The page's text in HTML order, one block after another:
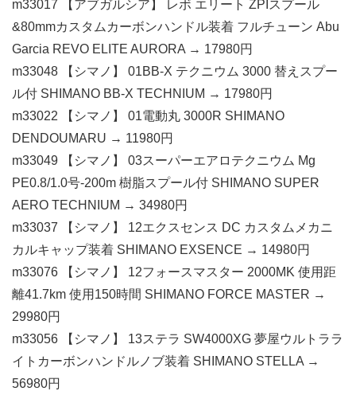
m33017 【アブガルシア】 レボ エリート ZPIスプール
&80mmカスタムカーボンハンドル装着 フルチューン Abu
Garcia REVO ELITE AURORA → 17980円
m33048 【シマノ】 01BB-X テクニウム 3000 替えスプー
ル付 SHIMANO BB-X TECHNIUM → 17980円
m33022 【シマノ】 01電動丸 3000R SHIMANO
DENDOUMARU → 11980円
m33049 【シマノ】 03スーパーエアロテクニウム Mg
PE0.8/1.0号-200m 樹脂スプール付 SHIMANO SUPER
AERO TECHNIUM → 34980円
m33037 【シマノ】 12エクスセンス DC カスタムメカニ
カルキャップ装着 SHIMANO EXSENCE → 14980円
m33076 【シマノ】 12フォースマスター 2000MK 使用距
離41.7km 使用150時間 SHIMANO FORCE MASTER →
29980円
m33056 【シマノ】 13ステラ SW4000XG 夢屋ウルトララ
イトカーボンハンドルノブ装着 SHIMANO STELLA →
56980円